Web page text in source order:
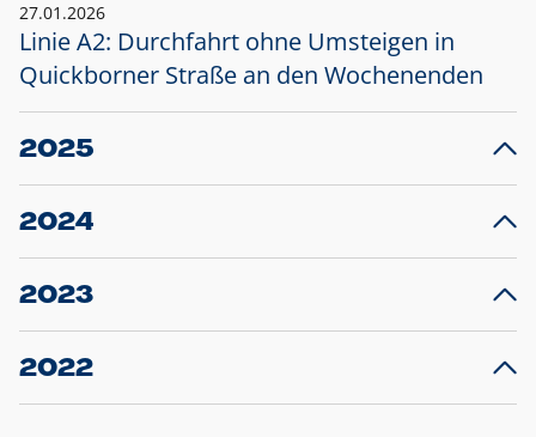
27.01.2026
Linie A2: Durchfahrt ohne Umsteigen in
Quickborner Straße an den Wochenenden
2025
23.12.2025
Projekt S5: Start der Bauarbeiten am
2024
10.12.2024
Großprojekt S5: Sperrung der Bahnstraße in
2023
20.12.2023
Schleswig-Holstein verlängert den
2022
22.12.2022